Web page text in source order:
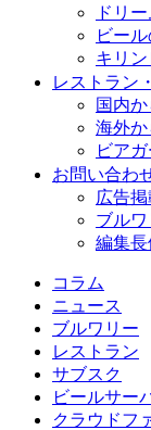
ドリ
ビー
キリ
レストラン
国内
海外
ビア
お問い合わ
広告
ブル
編集
コラム
ニュース
ブルワリー
レストラン
サブスク
ビールサー
クラウドフ